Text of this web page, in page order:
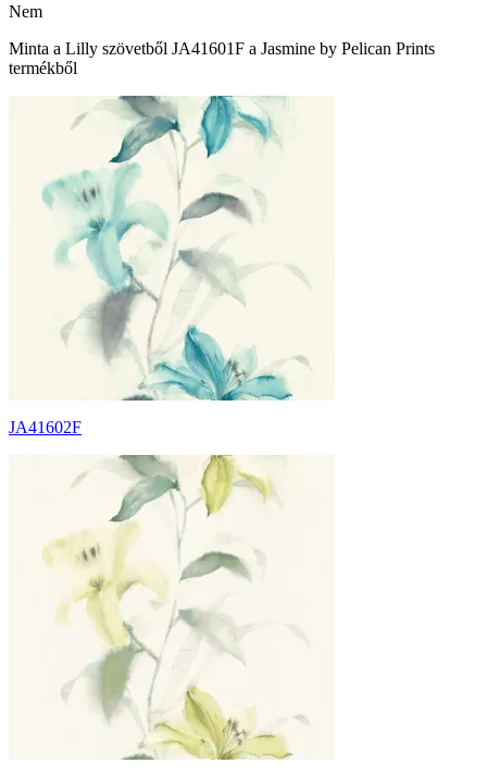
Nem
Minta a Lilly szövetből JA41601F a Jasmine by Pelican Prints
termékből
JA41602F